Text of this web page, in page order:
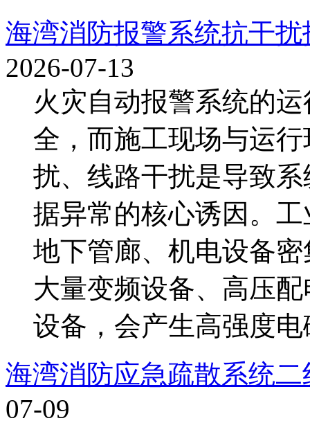
海湾消防报警系统抗干
2026-07-13
火灾自动报警系统的
全，而施工现场与运
扰、线路干扰是导致
据异常的核心诱因。
地下管廊、机电设备
大量变频设备、高压
设备，会产生高强度电
海湾消防应急疏散系统
07-09